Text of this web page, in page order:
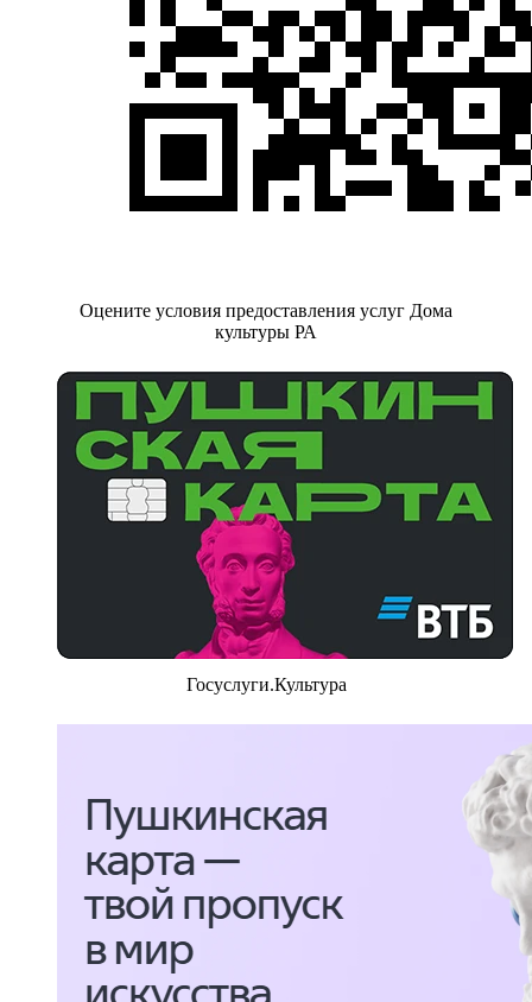
Оцените условия предоставления услуг Дома
культуры РА
Госуслуги.Культура